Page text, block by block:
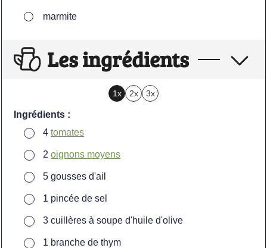
▢
marmite
Les ingrédients
1x 2x 3x
Ingrédients :
▢
4 tomates
▢
2 oignons moyens
▢
5 gousses d'ail
▢
1 pincée de sel
▢
3 cuillères à soupe d'huile d'olive
▢
1 branche de thym